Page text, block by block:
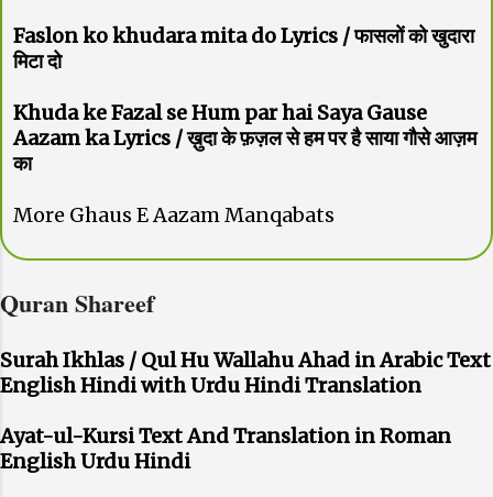
Faslon ko khudara mita do Lyrics / फासलों को खुदारा
मिटा दो
Khuda ke Fazal se Hum par hai Saya Gause
Aazam ka Lyrics / ख़ुदा के फ़ज़ल से हम पर है साया गौसे आज़म
का
More Ghaus E Aazam Manqabats
Quran Shareef
Surah Ikhlas / Qul Hu Wallahu Ahad in Arabic Text
English Hindi with Urdu Hindi Translation
Ayat-ul-Kursi Text And Translation in Roman
English Urdu Hindi